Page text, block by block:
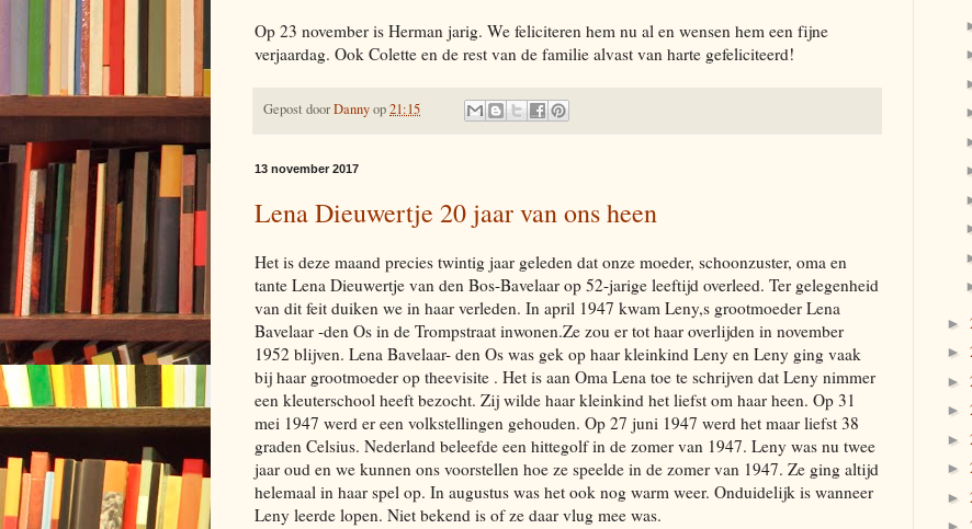
Op 23 november is Herman jarig. We feliciteren hem nu al en wensen hem een fijne
verjaardag. Ook Colette en de rest van de familie alvast van harte gefeliciteerd!
Gepost doorDannyop21:15
13 november 2017
Lena Dieuwertje 20 jaar van ons heen
Het is deze maand precies twintig jaar geleden dat onze moeder, schoonzuster, oma en
tante Lena Dieuwertje van den Bos-Bavelaar op 52-jarige leeftijd overleed. Ter gelegenheid
van dit feit duiken we in haar verleden. In april 1947 kwam Leny,s grootmoeder Lena
Bavelaar -den Os in de Trompstraat inwonen.Ze zou er tot haar overlijden in november
1952 blijven. Lena Bavelaar- den Os was gek op haar kleinkind Leny en Leny ging vaak
bij haar grootmoeder op theevisite . Het is aan Oma Lena toe te schrijven dat Leny nimmer
een kleuterschool heeft bezocht. Zij wilde haar kleinkind het liefst om haar heen. Op 31
mei 1947 werd er een volkstellingen gehouden. Op 27 juni 1947 werd het maar liefst 38
graden Celsius. Nederland beleefde een hittegolf in de zomer van 1947. Leny was nu twee
jaar oud en we kunnen ons voorstellen hoe ze speelde in de zomer van 1947. Ze ging altijd
helemaal in haar spel op. In augustus was het ook nog warm weer. Onduidelijk is wanneer
Leny leerde lopen. Niet bekend is of ze daar vlug mee was.
►
►
►
►
►
►
►